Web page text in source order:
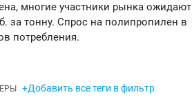
многие участники рынка ожидают
за тонну. Спрос на полипропилен в
потребления.
+Добавить все теги в фильтр